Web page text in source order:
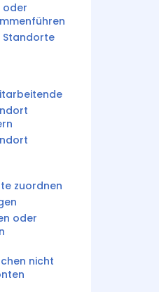
oder
Standorte
zuordnen
oder
nicht